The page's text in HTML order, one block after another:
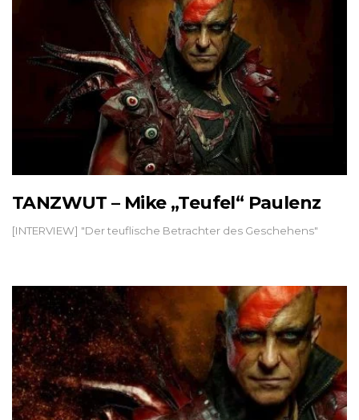
TANZWUT – Mike „Teufel“ Paulenz
[INTERVIEW] "Der teuflische Betrachter des Geschehens"